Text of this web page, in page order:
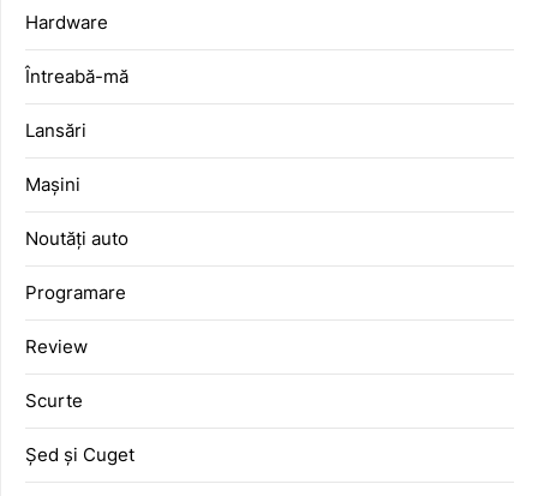
Hardware
Întreabă-mă
Lansări
Mașini
Noutăți auto
Programare
Review
Scurte
Șed și Cuget